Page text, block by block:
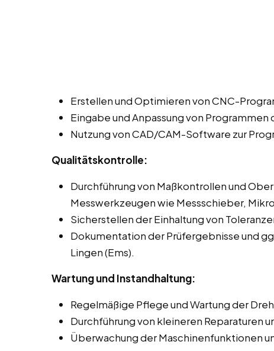
Erstellen und Optimieren von CNC-
Eingabe und Anpassung von Programmen
Nutzung von CAD/CAM-Software zur
Qualitätskontrolle:
Durchführung von Maßkontrollen und
Messwerkzeugen wie Messschieber,
Sicherstellen der Einhaltung von
Dokumentation der Prüfergebnisse und
Lingen (Ems).
Wartung und Instandhaltung:
Regelmäßige Pflege und Wartung der
Durchführung von kleineren Reparaturen
Überwachung der Maschinenfunktionen